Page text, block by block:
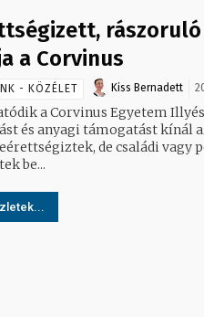
a Corvinus
- KÖZÉLET Kiss Bernadett
a Corvinus Egyetem
és anyagi támogatást kínál
de családi vagy
be...